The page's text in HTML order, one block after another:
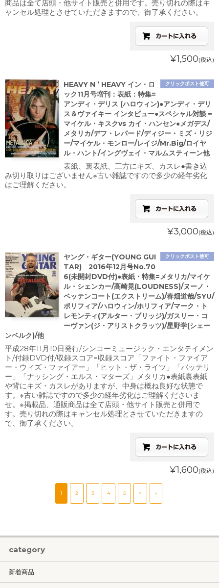
商品は全て店頭・他サイト販売と併用です。売り切れの際はキ
ャンセル処理とさせていただきますので、御了承ください。
¥1,500(税込)
クリックポスト他可
HEAVY N ’ HEAVY イン・ロ
ック11月号増刊：表紙：特集=
アンディ・デリス (ハロウィン)●アンディ・デリ
ス＆ヴァイキー インタビュー●スペシャル対談＝
マイケル・キスクvs カイ・ハンセン●メガデス/
メタリカ/デフ・レパード/ディジー・ミズ・リジ
ー/マイケル・モンロー/レイジ/Mr.Big/ロイヤ
ル・ハント/イングヴェイ・マルムスティーン他
表紙、裏表紙、三方にキズ、カスレ●書き込
み切り取りはございません※古い雑誌ですので多少の経年劣化
はご理解ください。
¥3,000(税込)
クリックポスト他可
ヤング・ギター(YOUNG GUI
TAR) 2016年12月号No.70
6(未開封DVD付)●表紙・特集=メタリカ/マイケ
ル・シェンカー/高崎晃(LOUDNESS)/ヌーノ・
ベッテンコート(エクストリーム)/春畑道哉/SYU/
ポリフィア/ハロウィン/ホリフィア/マーク・ト
レモンティ(アルター・ブリッジ)/ガスリー・コ
ーヴァン(ジ・アリストクラッツ)/星野学(シェー
ンベルク)/他
平成28年11月10日発行/シンコーミュージック・エンタテイメン
ト/付録DVD付/収録スコア=収録スコア「ファイト・ファイア
ー・ウィズ・ファイアー」「ヒット・ザ・ライツ」「バッテリ
ー」「ナッシング・エルス・マターズ」メタリカ●表紙裏表紙
や背にキズ・カスレがありますが、中身は概ね良好な状態で
す。※古い雑誌ですので多少の経年劣化はご理解くださいま
せ。※掲載品、通販商品は全て店頭・他サイト販売と併用で
す。売り切れの際はキャンセル処理とさせていただきますの
で、御了承ください。
¥1,600(税込)
1 2 3 4 5 > »
category
新着商品